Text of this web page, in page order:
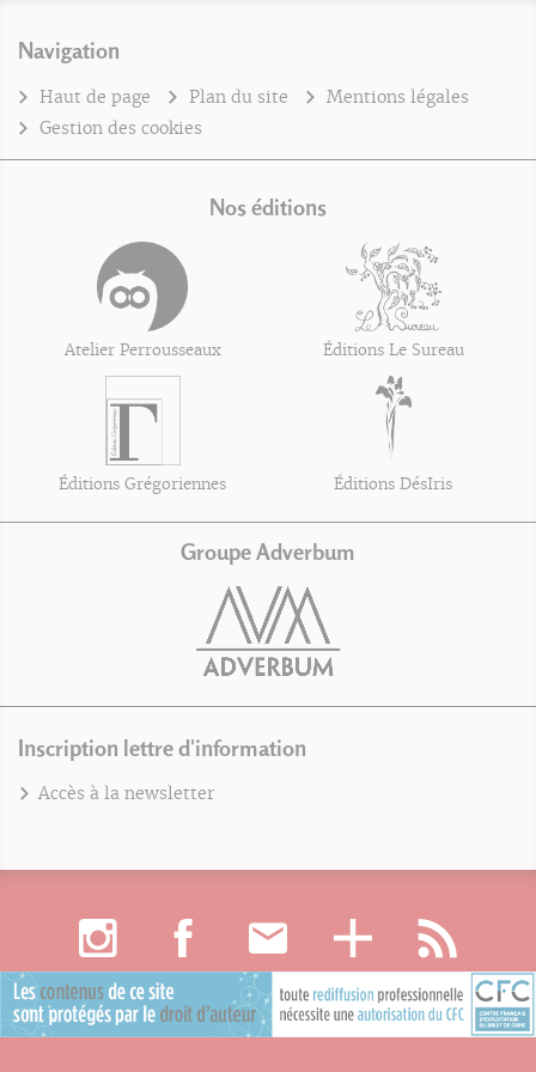
Navigation
Haut de page Plan du site
Mentions légales
Gestion des cookies
Nos éditions
Atelier Perrousseaux Éditions Le Sureau
Éditions Grégoriennes Éditions DésIris
Groupe Adverbum
Inscription lettre d'information
Accès à la newsletter